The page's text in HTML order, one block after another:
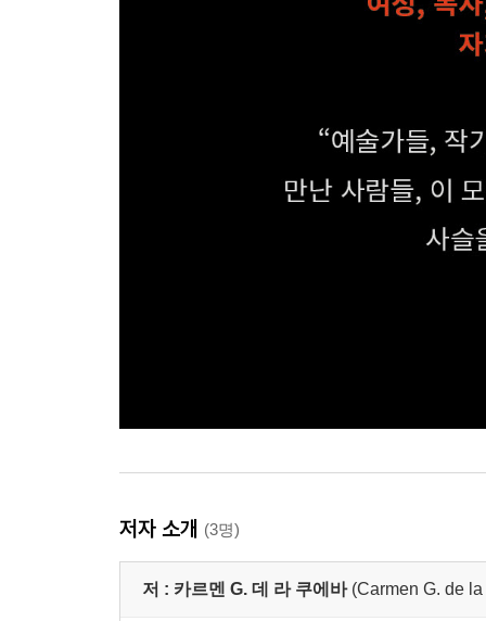
저자 소개 (3명)
저 : 카르멘 G. 데 라 쿠에바 (Carmen G. de